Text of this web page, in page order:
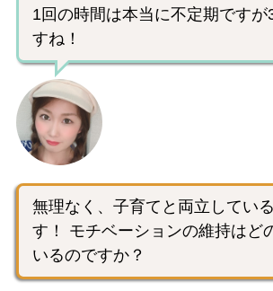
1回の時間は本当に不定期です
すね！
無理なく、子育てと両立してい
す！ モチベーションの維持はど
いるのですか？